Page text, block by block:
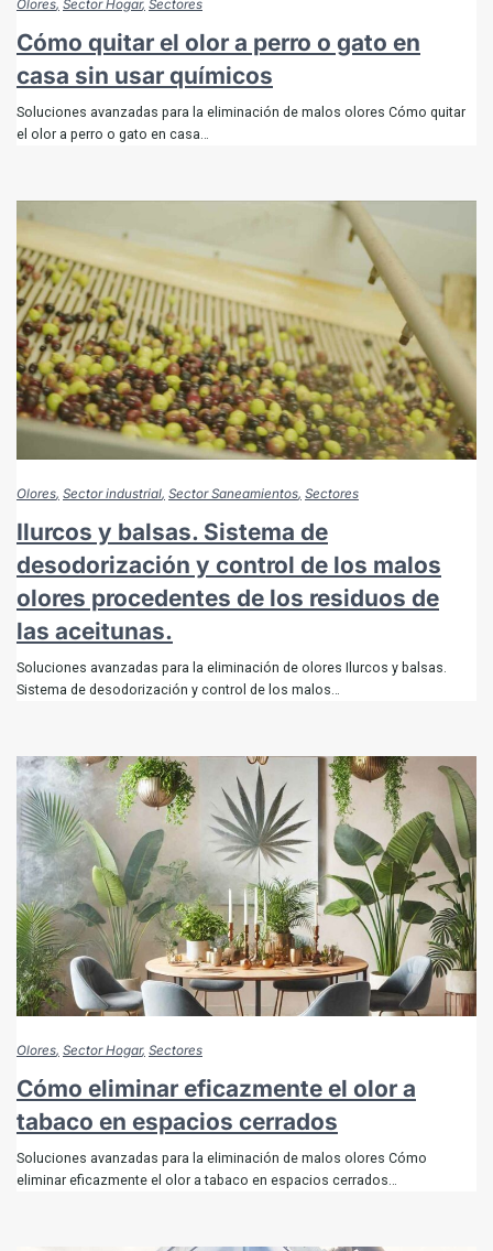
Olores Sector Hogar Sectores
Cómo quitar el olor a perro o gato en
casa sin usar químicos
Soluciones avanzadas para la eliminación de malos olores Cómo quitar
el olor a perro o gato en casa…
Olores Sector industrial Sector Saneamientos Sectores
Ilurcos y balsas. Sistema de
desodorización y control de los malos
olores procedentes de los residuos de
las aceitunas.​
Soluciones avanzadas para la eliminación de olores Ilurcos y balsas.
Sistema de desodorización y control de los malos…
Olores Sector Hogar Sectores
Cómo eliminar eficazmente el olor a
tabaco en espacios cerrados
Soluciones avanzadas para la eliminación de malos olores Cómo
eliminar eficazmente el olor a tabaco en espacios cerrados…